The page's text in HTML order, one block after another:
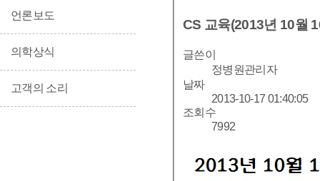
언론보도
의학상식
고객의 소리
CS 교육(2013년 10월
글쓴이
정병원관리자
날짜
2013-10-17 01:40:05
조회수
7992